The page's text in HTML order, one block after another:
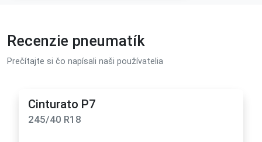
Recenzie pneumatík
Prečítajte si čo napísali naši používatelia
Cinturato P7
245/40 R18